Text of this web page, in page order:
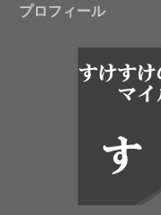
プロフィール